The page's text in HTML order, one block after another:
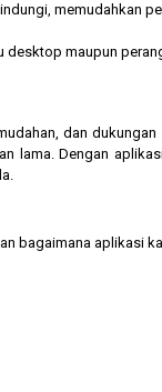
memudahkan
maupun
dan
lama. Dengan
bagaimana aplikasi